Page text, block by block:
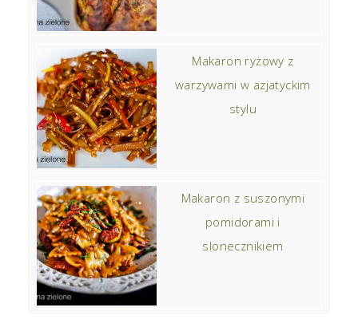
Makaron ryżowy z
warzywami w azjatyckim
stylu
Makaron z suszonymi
pomidorami i
slonecznikiem